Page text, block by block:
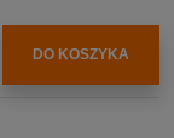
DO KOSZYKA